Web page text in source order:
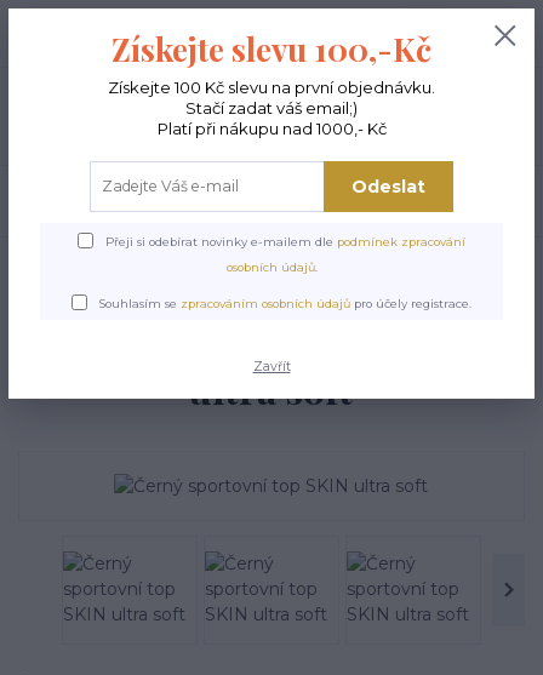
Po - Pá 9-15:00 0,00 Kč
Sportovní topy a tílka
ultra soft
Získejte slevu 100,-Kč
Získejte 100 Kč slevu na první objednávku.
Stačí zadat váš email;)
Platí při nákupu nad 1000,- Kč
Odeslat
Přeji si odebírat novinky e-mailem dle podmínek zpracování
osobních údajů.
Souhlasím se zpracováním osobních údajů pro účely registrace.
Zavřít